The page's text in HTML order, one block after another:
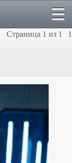
Страница 1 из 1 1